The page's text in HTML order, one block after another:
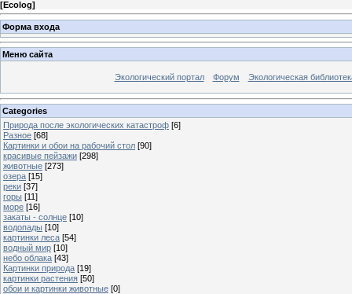
[Ecolog]
Форма входа
Меню сайта
Экологический портал Форум Экологическая
Categories
Природа после экологических катастроф [6]
Разное [68]
Картинки и обои на рабочий стол [90]
красивые пейзажи [298]
животные [273]
озера [15]
реки [37]
горы [11]
море [16]
закаты - солнце [10]
водопады [10]
картинки леса [54]
водный мир [10]
небо облака [43]
Картинки природа [19]
картинки растения [50]
обои и картинки животные [0]